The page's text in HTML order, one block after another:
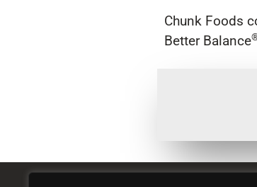
Chunk Foods
Better Balance